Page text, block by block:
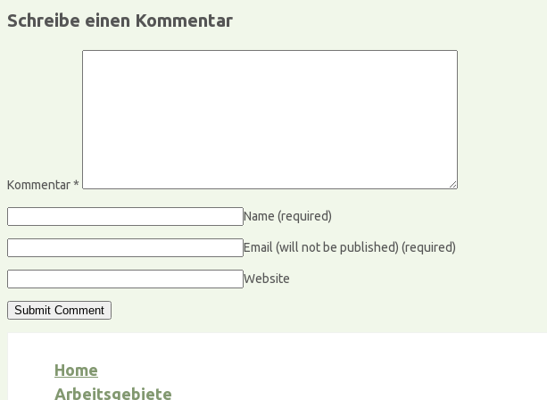
Schreibe einen Kommentar
Kommentar*
Name (required)
Email (will not be published) (required)
Website
Home
Arbeitsgebiete